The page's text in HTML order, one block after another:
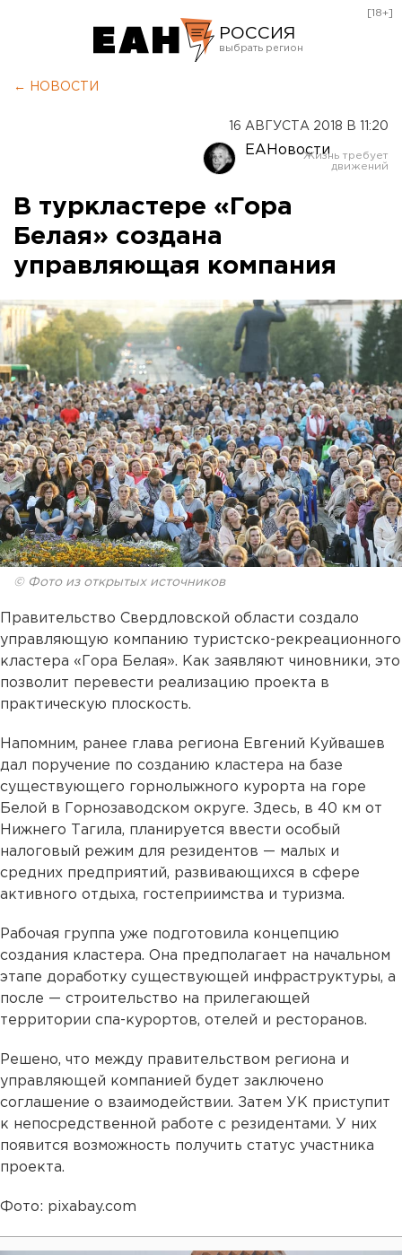
РОССИЯ
Оренбург
[18+]
← НОВОСТИ
16 АВГУСТА 2018 В 11:20
ЕАНовости
В туркластере «Гора
Белая» создана
управляющая компания
© Фото из открытых источников
Правительство Свердловской области создало
управляющую компанию туристско-рекреационного
кластера «Гора Белая». Как заявляют чиновники, это
позволит перевести реализацию проекта в
практическую плоскость.
Напомним, ранее глава региона Евгений Куйвашев
дал поручение по созданию кластера на базе
существующего горнолыжного курорта на горе
Белой в Горнозаводском округе. Здесь, в 40 км от
Нижнего Тагила, планируется ввести особый
налоговый режим для резидентов — малых и
средних предприятий, развивающихся в сфере
активного отдыха, гостеприимства и туризма.
Рабочая группа уже подготовила концепцию
создания кластера. Она предполагает на начальном
этапе доработку существующей инфраструктуры, а
после — строительство на прилегающей
территории спа-курортов, отелей и ресторанов.
Решено, что между правительством региона и
управляющей компанией будет заключено
соглашение о взаимодействии. Затем УК приступит
к непосредственной работе с резидентами. У них
появится возможность получить статус участника
проекта.
Фото: pixabay.com